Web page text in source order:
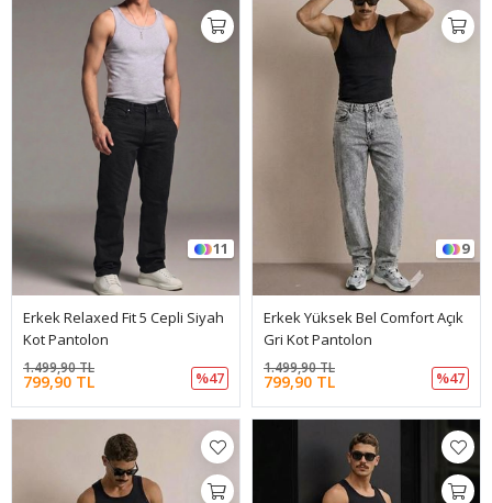
11
Erkek Relaxed Fit 5 Cepli Siyah
Kot Pantolon
799,90 TL
1.499,90 TL
%47
9
Erkek Yüksek Bel Comfort Açık
Gri Kot Pantolon
799,90 TL
1.499,90 TL
%47